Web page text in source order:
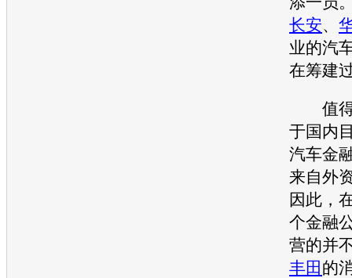
长安、
业的汽
在筹建
值得
于国内
汽车金
来自外
因此，
个金融
营的并
丰田 的